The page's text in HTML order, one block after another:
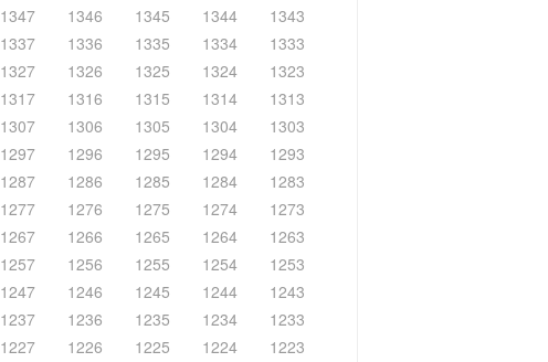
1347 1346 1345 1344
1343
1337 1336 1335 1334
1333
1327 1326 1325 1324
1323
1317 1316 1315 1314
1313
1307 1306 1305 1304
1303
1297 1296 1295 1294
1293
1287 1286 1285 1284
1283
1277 1276 1275 1274
1273
1267 1266 1265 1264
1263
1257 1256 1255 1254
1253
1247 1246 1245 1244
1243
1237 1236 1235 1234
1233
1227 1226 1225 1224
1223